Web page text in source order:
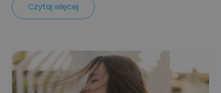
Czytaj więcej